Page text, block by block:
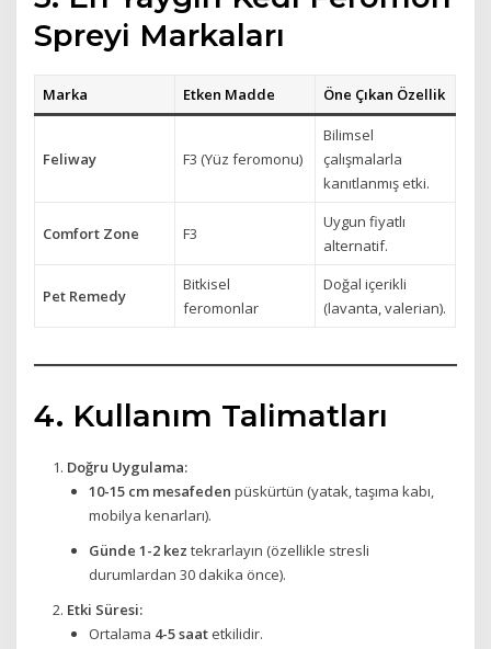
Spreyi Markaları
Marka Etken Madde Öne Çıkan Özellik
Feliway F3 (Yüz feromonu)
Bilimsel
çalışmalarla
kanıtlanmış etki.
Comfort Zone F3
Uygun fiyatlı
alternatif.
Pet Remedy
Bitkisel
feromonlar
Doğal içerikli
(lavanta, valerian).
4. Kullanım Talimatları
Doğru Uygulama:
10-15 cm mesafeden püskürtün (yatak, taşıma kabı,
mobilya kenarları).
Günde 1-2 kez tekrarlayın (özellikle stresli
durumlardan 30 dakika önce).
Etki Süresi:
Ortalama 4-5 saat etkilidir.